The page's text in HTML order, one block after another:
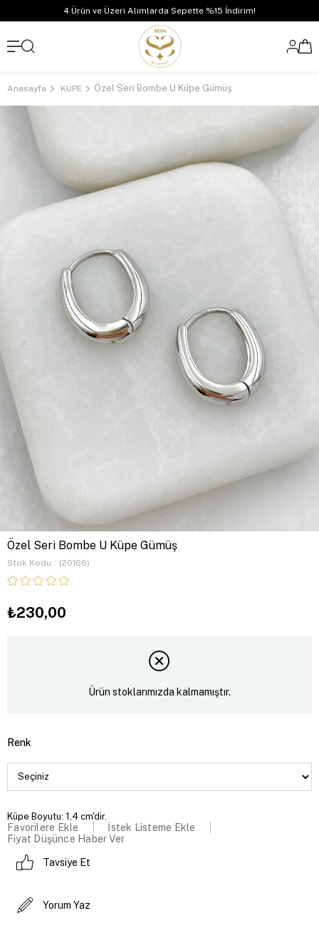
4 Ürün ve Üzeri Alımlarda Sepette %15 İndirim!
Anasayfa KÜPE Özel Seri Bombe U Küpe Gümüş
Özel Seri Bombe U Küpe Gümüş
Stok Kodu (20166)
₺230,00
Ürün stoklarımızda kalmamıştır.
Renk
Küpe Boyutu: 1,4 cm'dir.
Favorilere Ekle
İstek Listeme Ekle
Fiyat Düşünce Haber Ver
Tavsiye Et
Yorum Yaz